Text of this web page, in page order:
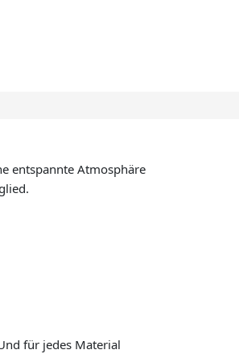
entspannte Atmosphäre
für jedes Material